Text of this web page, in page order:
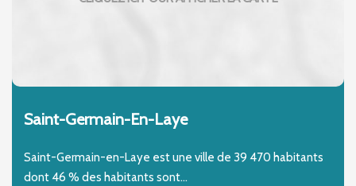
Saint-Germain-En-Laye
Saint-Germain-en-Laye est une ville de 39 470 habitants
dont 46 % des habitants sont...